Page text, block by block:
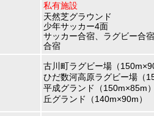
私有施設
天然芝グラウンド
少年サッカー4面
サッカー合宿、ラグビー合
合宿
古川町ラグビー場（
ひだ数河高原ラグビー場（
平成グランド（150m×85m）
丘グランド（140m×90m）